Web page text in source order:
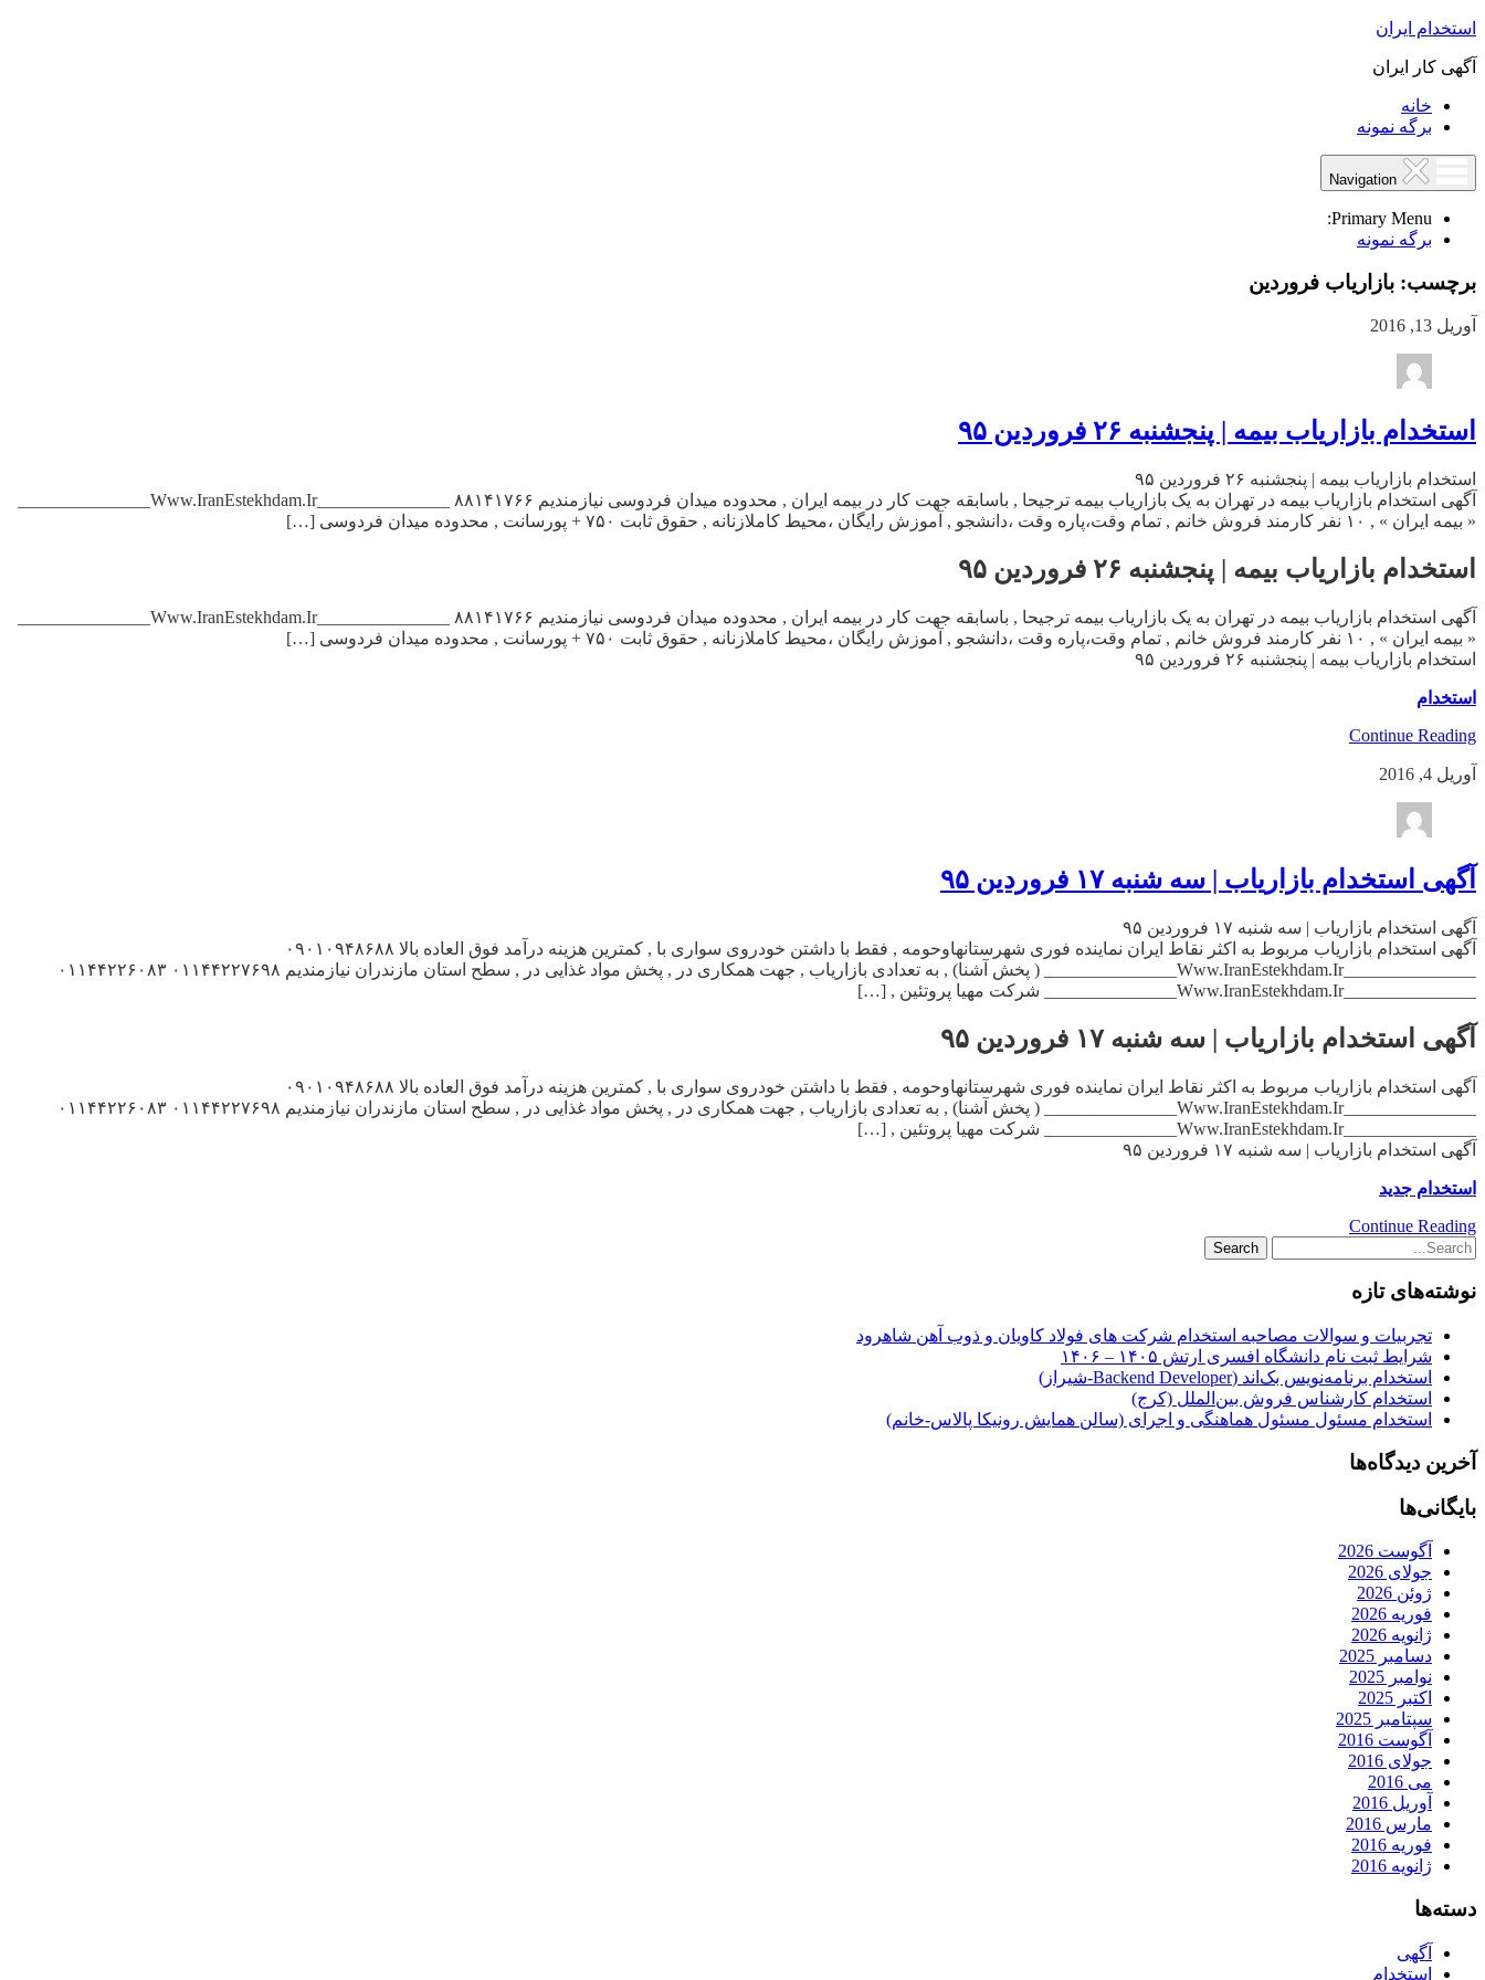
استخدام ایران
آگهی کار ایران
خانه
برگه نمونه
Primary Menu:
برگه نمونه
برچسب: بازاریاب فروردین
آوریل 13, 2016
استخدام بازاریاب بیمه | پنجشنبه ۲۶ فروردین ۹۵
استخدام بازاریاب بیمه | پنجشنبه ۲۶ فروردین ۹۵
« بیمه ایران » , ۱۰ نفر کارمند فروش خانم , تمام وقت،پاره وقت ،دانشجو , آموزش رایگان ،محیط کاملازنانه , حقوق ثابت ۷۵۰ + پورسانت , محدوده میدان فردوسی […]
استخدام بازاریاب بیمه | پنجشنبه ۲۶ فروردین ۹۵
« بیمه ایران » , ۱۰ نفر کارمند فروش خانم , تمام وقت،پاره وقت ،دانشجو , آموزش رایگان ،محیط کاملازنانه , حقوق ثابت ۷۵۰ + پورسانت , محدوده میدان فردوسی […]
استخدام بازاریاب بیمه | پنجشنبه ۲۶ فروردین ۹۵
استخدام
Continue Reading
آوریل 4, 2016
آگهی استخدام بازاریاب | سه شنبه ۱۷ فروردین ۹۵
آگهی استخدام بازاریاب | سه شنبه ۱۷ فروردین ۹۵
آگهی استخدام بازاریاب مربوط به اکثر نقاط ایران نماینده فوری شهرستانهاوحومه , فقط با داشتن خودروی سواری با , کمترین هزینه درآمد فوق العاده بالا ۰۹۰۱۰۹۴۸۶۸۸
_______________Www.IranEstekhdam.Ir_______________ ( پخش آشنا) , به تعدادی بازاریاب , جهت همکاری در , پخش مواد غذایی در , سطح استان مازندران نیازمندیم ۰۱۱۴۴۲۲۷۶۹۸ ۰۱۱۴۴۲۲۶۰۸۳
_______________Www.IranEstekhdam.Ir_______________ شرکت مهیا پروتئین , […]
آگهی استخدام بازاریاب | سه شنبه ۱۷ فروردین ۹۵
آگهی استخدام بازاریاب مربوط به اکثر نقاط ایران نماینده فوری شهرستانهاوحومه , فقط با داشتن خودروی سواری با , کمترین هزینه درآمد فوق العاده بالا ۰۹۰۱۰۹۴۸۶۸۸
_______________Www.IranEstekhdam.Ir_______________ ( پخش آشنا) , به تعدادی بازاریاب , جهت همکاری در , پخش مواد غذایی در , سطح استان مازندران نیازمندیم ۰۱۱۴۴۲۲۷۶۹۸ ۰۱۱۴۴۲۲۶۰۸۳
_______________Www.IranEstekhdam.Ir_______________ شرکت مهیا پروتئین , […]
آگهی استخدام بازاریاب | سه شنبه ۱۷ فروردین ۹۵
استخدام جدید
Continue Reading
نوشته‌های تازه
تجربیات و سوالات مصاحبه استخدام شرکت های فولاد کاویان و ذوب آهن شاهرود
شرایط ثبت نام دانشگاه افسری ارتش ۱۴۰۵ – ۱۴۰۶
استخدام برنامه‌نویس بک‌اند (Backend Developer-شیراز)
استخدام کارشناس فروش بین‌الملل (کرج)
استخدام مسئول مسئول هماهنگی و اجرای (سالن همایش رونیکا پالاس-خانم)
آخرین دیدگاه‌ها
بایگانی‌ها
آگوست 2026
جولای 2026
ژوئن 2026
فوریه 2026
ژانویه 2026
دسامبر 2025
نوامبر 2025
اکتبر 2025
سپتامبر 2025
آگوست 2016
جولای 2016
می 2016
آوریل 2016
مارس 2016
فوریه 2016
ژانویه 2016
دسته‌ها
آگهی
استخدام